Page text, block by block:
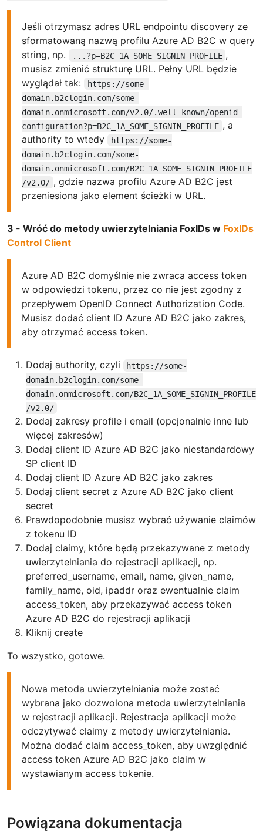
Jeśli otrzymasz adres URL endpointu discovery ze
sformatowaną nazwą profilu Azure AD B2C w query
string, np.
...?p=B2C_1A_SOME_SIGNIN_PROFILE ,
musisz zmienić strukturę URL. Pełny URL będzie
wyglądał tak:
https://some-
domain.b2clogin.com/some-
domain.onmicrosoft.com/v2.0/.well-known/openid-
configuration?p=B2C_1A_SOME_SIGNIN_PROFILE , a
authority to wtedy
https://some-
domain.b2clogin.com/some-
domain.onmicrosoft.com/B2C_1A_SOME_SIGNIN_PROFILE
/v2.0/ , gdzie nazwa profilu Azure AD B2C jest
przeniesiona jako element ścieżki w URL.
3 - Wróć do metody uwierzytelniania FoxIDs w FoxIDs
Control Client
Azure AD B2C domyślnie nie zwraca access token
w odpowiedzi tokenu, przez co nie jest zgodny z
przepływem OpenID Connect Authorization Code.
Musisz dodać client ID Azure AD B2C jako zakres,
aby otrzymać access token.
Dodaj authority, czyli
https://some-
domain.b2clogin.com/some-
domain.onmicrosoft.com/B2C_1A_SOME_SIGNIN_PROFILE
/v2.0/
Dodaj zakresy profile i email (opcjonalnie inne lub
więcej zakresów)
Dodaj client ID Azure AD B2C jako niestandardowy
SP client ID
Dodaj client ID Azure AD B2C jako zakres
Dodaj client secret z Azure AD B2C jako client
secret
Prawdopodobnie musisz wybrać używanie claimów
z tokenu ID
Dodaj claimy, które będą przekazywane z metody
uwierzytelniania do rejestracji aplikacji, np.
preferred_username, email, name, given_name,
family_name, oid, ipaddr oraz ewentualnie claim
access_token, aby przekazywać access token
Azure AD B2C do rejestracji aplikacji
Kliknij create
To wszystko, gotowe.
Nowa metoda uwierzytelniania może zostać
wybrana jako dozwolona metoda uwierzytelniania
w rejestracji aplikacji. Rejestracja aplikacji może
odczytywać claimy z metody uwierzytelniania.
Można dodać claim access_token, aby uwzględnić
access token Azure AD B2C jako claim w
wystawianym access tokenie.
Powiązana dokumentacja